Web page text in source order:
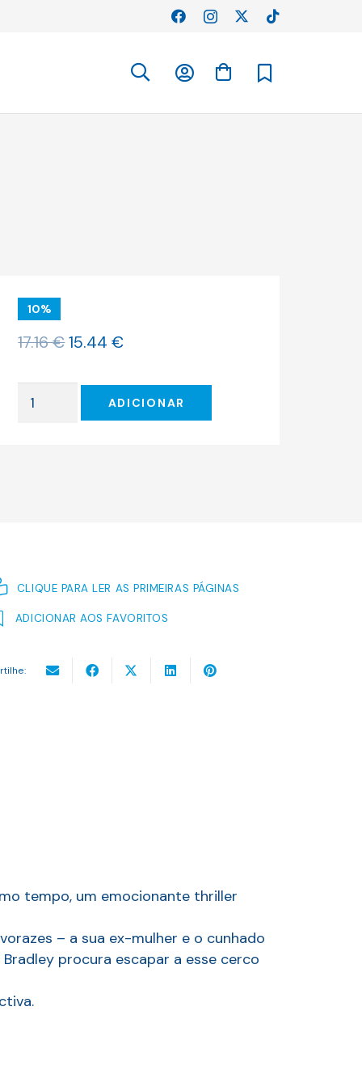
10%
17.16€O
era:
17.16 €.
15.44€O
é:
15.44 €.
de
ADICIONAR
CLIQUE PARA LER AS PRIMEIRAS PÁGINAS
ADICIONAR AOS FAVORITOS
tempo, um emocionante thriller
– a sua ex-mulher e o cunhado
procura escapar a esse cerco